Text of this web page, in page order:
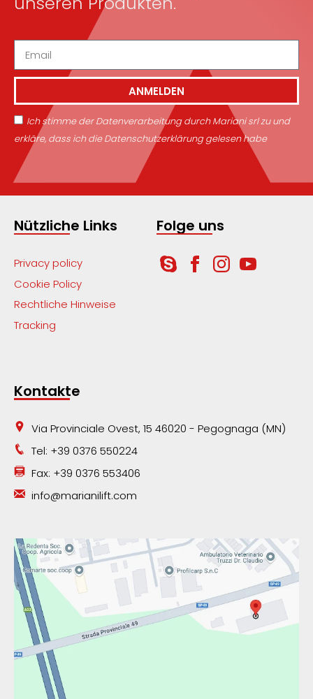
Ich stimme der Datenverarbeitung durch Mariani srl zu und
erkläre, dass ich die Datenschutzerklärung gelesen habe
ANMELDEN
Nützliche Links
Privacy policy
Cookie Policy
Rechtliche Hinweise
Tracking
Folge uns
Kontakte
Via Provinciale Ovest, 15 46020 - Pegognaga (MN)
Tel: +39 0376 550224
Fax: +39 0376 553406
info@marianilift.com